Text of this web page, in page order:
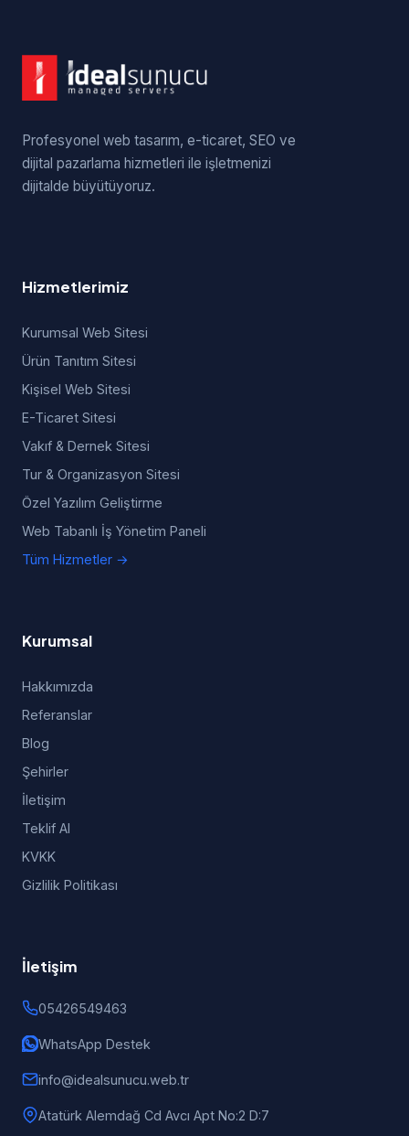
Profesyonel web tasarım, e-ticaret, SEO ve
dijital pazarlama hizmetleri ile işletmenizi
dijitalde büyütüyoruz.
Hizmetlerimiz
Kurumsal Web Sitesi
Ürün Tanıtım Sitesi
Kişisel Web Sitesi
E-Ticaret Sitesi
Vakıf & Dernek Sitesi
Tur & Organizasyon Sitesi
Özel Yazılım Geliştirme
Web Tabanlı İş Yönetim Paneli
Tüm Hizmetler →
Kurumsal
Hakkımızda
Referanslar
Blog
Şehirler
İletişim
Teklif Al
KVKK
Gizlilik Politikası
İletişim
05426549463
WhatsApp Destek
info@idealsunucu.web.tr
Atatürk Alemdağ Cd Avcı Apt No:2 D:7